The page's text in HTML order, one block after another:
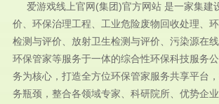
爱游戏线上官网(集团)官方网站 是一家集建
价、环保治理工程、工业危险废物回收处理、
检测与评价、放射卫生检测与评价、污染源在线
环保管家等服务于一体的综合性环保科技服务
务为核心，打造全方位环保管家服务共享平台
务瓶颈，整合各领域专家、科研院所、优势企